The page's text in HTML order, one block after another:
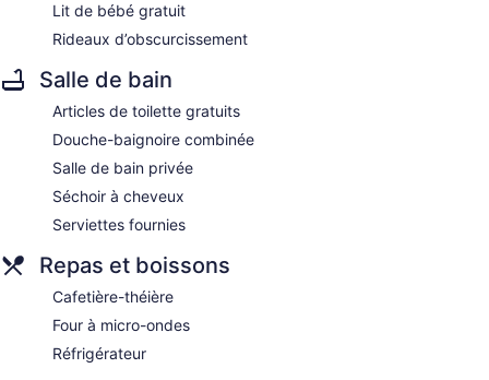
Lit de bébé gratuit
Rideaux d’obscurcissement
Salle de bain
Articles de toilette gratuits
Douche-baignoire combinée
Salle de bain privée
Séchoir à cheveux
Serviettes fournies
Repas et boissons
Cafetière-théière
Four à micro-ondes
Réfrigérateur